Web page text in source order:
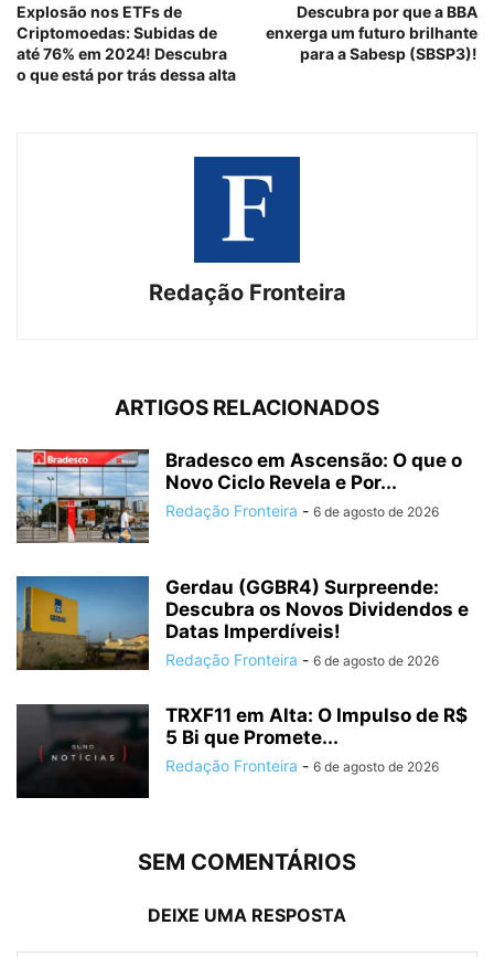
Explosão nos ETFs de
Criptomoedas: Subidas de
até 76% em 2024! Descubra
o que está por trás dessa alta
Descubra por que a BBA
enxerga um futuro brilhante
para a Sabesp (SBSP3)!
Redação Fronteira
ARTIGOS RELACIONADOS
Bradesco em Ascensão: O que o
Novo Ciclo Revela e Por...
Redação Fronteira - 6 de agosto de 2026
Gerdau (GGBR4) Surpreende:
Descubra os Novos Dividendos e
Datas Imperdíveis!
Redação Fronteira - 6 de agosto de 2026
TRXF11 em Alta: O Impulso de R$
5 Bi que Promete...
Redação Fronteira - 6 de agosto de 2026
SEM COMENTÁRIOS
DEIXE UMA RESPOSTA